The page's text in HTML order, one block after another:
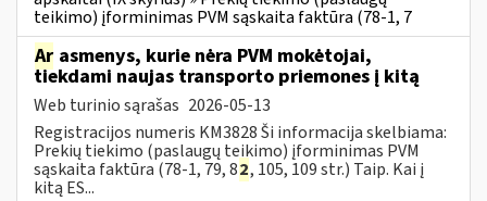
teikimo) įforminimas PVM sąskaita faktūra (78-1, 7
Ar asmenys, kurie nėra PVM mokėtojai,
tiekdami naujas transporto priemones į kitą
Web turinio sąrašas 2026-05-13
Registracijos numeris KM3828 Ši informacija skelbiama:
Prekių tiekimo (paslaugų teikimo) įforminimas PVM
sąskaita faktūra (78-1, 79, 82, 105, 109 str.) Taip. Kai į
kitą ES...